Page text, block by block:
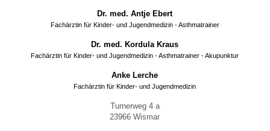
Dr. med. Antje Ebert
Fachärztin für Kinder- und Jugendmedizin - Asthmatrainer
Dr. med. Kordula Kraus
Fachärztin für Kinder- und Jugendmedizin - Asthmatrainer - Akupunktur
Anke Lerche
Fachärztin für Kinder- und Jugendmedizin
Turnerweg 4 a
23966 Wismar